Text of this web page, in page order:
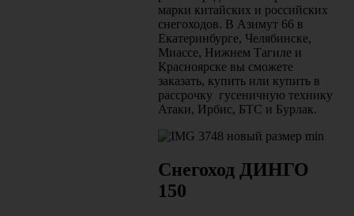
марки китайских и российских
снегоходов. В Азимут 66 в
Екатеринбурге, Челябинске,
Миассе, Нижнем Тагиле и
Красноярске вы сможете
заказать, купить или купить в
рассрочку гусеничную технику
Атаки, Ирбис, БТС и Бурлак.
Снегоход ДИНГО
150